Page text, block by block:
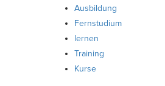
Ausbildung
Fernstudium
lernen
Training
Kurse